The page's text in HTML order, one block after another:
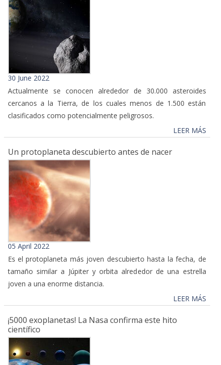
30 June 2022
Actualmente se conocen alrededor de 30.000 asteroides
cercanos a la Tierra, de los cuales menos de 1.500 están
clasificados como potencialmente peligrosos.
LEER MÁS
Un protoplaneta descubierto antes de nacer
05 April 2022
Es el protoplaneta más joven descubierto hasta la fecha, de
tamaño similar a Júpiter y orbita alrededor de una estrella
joven a una enorme distancia.
LEER MÁS
¡5000 exoplanetas! La Nasa confirma este hito
científico